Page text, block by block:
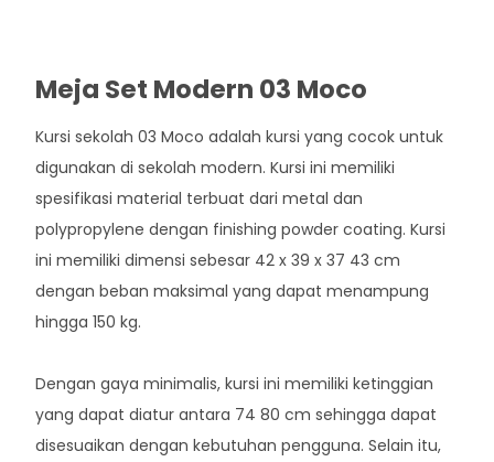
Meja Set Modern 03 Moco
Kursi sekolah 03 Moco adalah kursi yang cocok untuk
digunakan di sekolah modern. Kursi ini memiliki
spesifikasi material terbuat dari metal dan
polypropylene dengan finishing powder coating. Kursi
ini memiliki dimensi sebesar 42 x 39 x 37 43 cm
dengan beban maksimal yang dapat menampung
hingga 150 kg.
Dengan gaya minimalis, kursi ini memiliki ketinggian
yang dapat diatur antara 74 80 cm sehingga dapat
disesuaikan dengan kebutuhan pengguna. Selain itu,